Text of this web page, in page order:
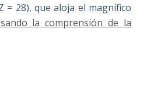
= 28), que aloja el magnífico
la comprensión de la